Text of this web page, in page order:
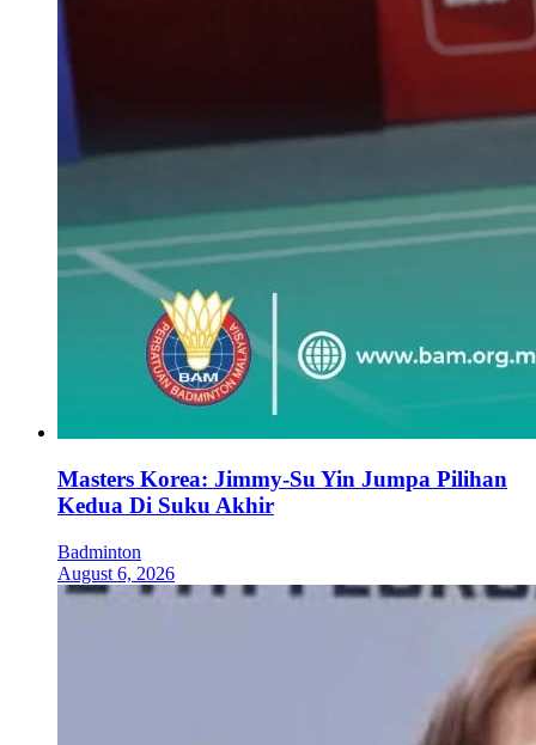
Masters Korea: Jimmy-Su Yin Jumpa Pilihan
Kedua Di Suku Akhir
Badminton
August 6, 2026